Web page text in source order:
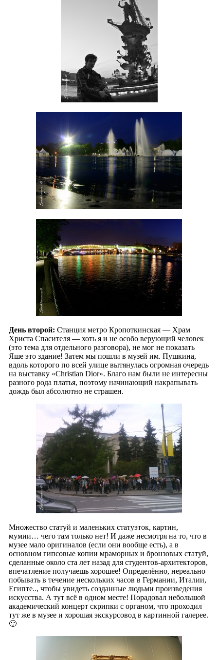
День второй: Станция метро Кропоткинская — Храм
Христа Спасителя — хоть я и не особо верующий человек
(это тема для отдельного разговора), не мог не показать
Яше это здание! Затем мы пошли в музей им. Пушкина,
вдоль которого по всей улице вытянулась огромная очередь
на выставку «Christian Dior». Благо нам были не интересны
разного рода платья, поэтому начинающий накрапывать
дождь был абсолютно не страшен.
Множество статуй и маленьких статуэток, картин,
мумии… чего там только нет! И даже несмотря на то, что в
музее мало оригиналов (если они вообще есть), а в
основном гипсовые копии мраморных и бронзовых статуй,
сделанные около ста лет назад для студентов-архитекторов,
впечатление получаешь хорошее! Определённо, нереально
побывать в течение нескольких часов в Германии, Италии,
Египте.., чтобы увидеть созданные людьми произведения
искусства. А тут всё в одном месте! Порадовал небольшой
академический концерт скрипки с органом, что проходил
тут же в музее и хорошая экскурсовод в картинной галерее.
🙂